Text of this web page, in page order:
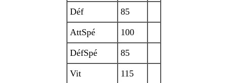
Déf 85
AttSpé 100
DéfSpé 85
Vit 115